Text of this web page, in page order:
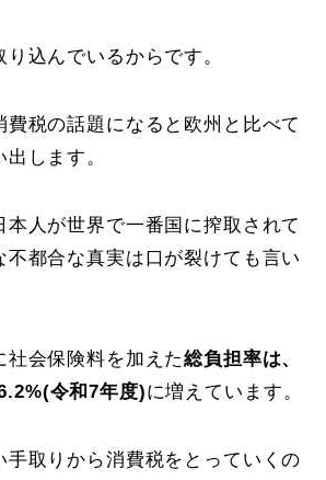
込んでいるからです。
費税の話題になると欧州と比べて
します。
本人が世界で一番国に搾取されて
不都合な真実は口が裂けても言い
社会保険料を加えた総負担率は、
令和7年度)に増えています。
手取りから消費税をとっていくの